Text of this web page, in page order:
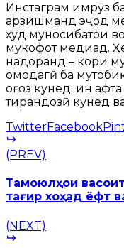
Инстаграм имрӯз
арзишманд эҷод
худ муносибатҳои
мукофот медиҳад.
надоранд – кори
омодагӣ ба
оғоз кунед: ин
тирандозӣ кунед
TwitterFacebook
(PREV)
Тамоюлҳои
тағир хоҳад ёфт
(NEXT)